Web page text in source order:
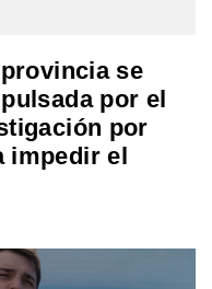
se
por el
por
impedir el